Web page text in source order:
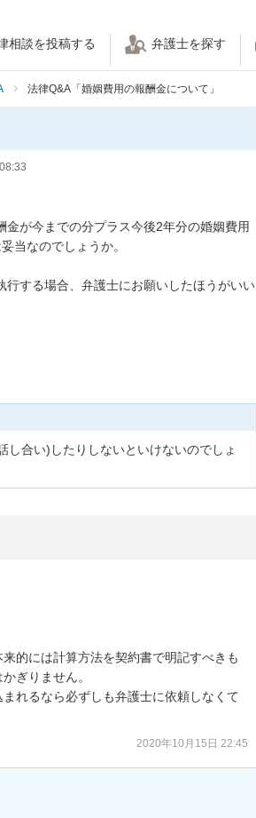
相談を投稿する 弁護士を探す
法律Q&A「婚姻費用の報酬金について」
が今までの分プラス今後2年分の婚姻費用
当なのでしょうか。
する場合、弁護士にお願いしたほうがいい
合い)したりしないといけないのでしょ
的には計算方法を契約書で明記すべきも
ぎりません。
れるなら必ずしも弁護士に依頼しなくて
2020年10月15日 22:45